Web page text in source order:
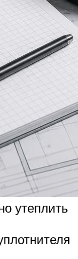
утеплить